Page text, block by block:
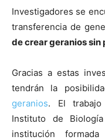
Investigadores se
transferencia de
de crear geranios sin
Gracias a estas
tendrán la
geranios. El
Instituto de
institución